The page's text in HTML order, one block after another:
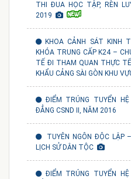
THI ĐUA HỌC TẬP, RÈN
2019
KHOA CẢNH SÁT KINH
KHÓA TRUNG CẤP K24 –
TẾ ĐI THAM QUAN THỰC
KHẨU CẢNG SÀI GÒN KHU
ĐIỂM TRÚNG TUYỂN
ĐẲNG CSND II, NĂM 2016
TUYÊN NGÔN ĐỘC LẬP
LỊCH SỬ DÂN TỘC
ĐIỂM TRÚNG TUYỂN